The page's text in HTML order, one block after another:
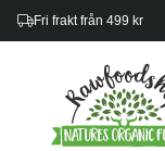
Fri frakt från 499 kr